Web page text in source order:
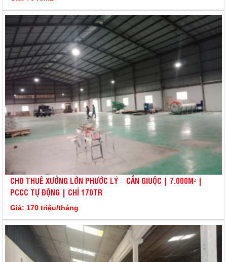
CHO THUÊ XƯỞNG LỚN PHƯỚC LÝ – CẦN GIUỘC | 7.000M² |
PCCC TỰ ĐỘNG | CHỈ 170TR
Giá: 170 triệu/tháng